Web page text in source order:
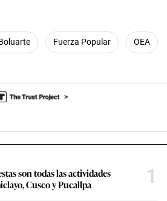
Fuerza Popular OEA
son todas las actividades
Cusco y Pucallpa
1